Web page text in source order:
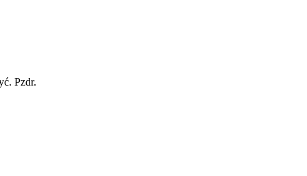
Pzdr.